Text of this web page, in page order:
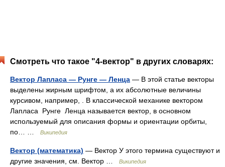
Смотреть что такое "4-вектор" в других словарях:
Вектор Лапласа — Рунге — Ленца — В этой статье векторы
выделены жирным шрифтом, а их абсолютные величины
курсивом, например, . В классической механике вектором
Лапласа Рунге Ленца называется вектор, в основном
используемый для описания формы и ориентации орбиты,
по… …
Википедия
Вектор (математика) — Вектор У этого термина существуют и
другие значения, см. Вектор …
Википедия